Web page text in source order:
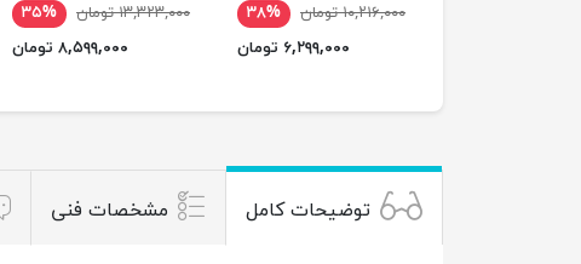
۱۰,۲۱۶,۰۰۰ تومان
۳۸%
۶,۲۹۹,۰۰۰ تومان
۱۳,۳۲۳,۰۰۰ تومان
۳۵%
۸,۵۹۹,۰۰۰ تومان
توضیحات کامل مشخصات فنی